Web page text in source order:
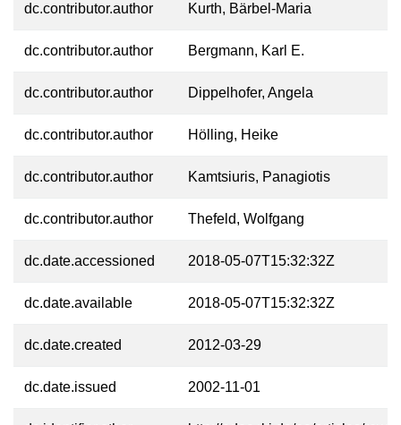
dc.contributor.author Kurth, Bärbel-Maria
dc.contributor.author Bergmann, Karl E.
dc.contributor.author Dippelhofer, Angela
dc.contributor.author Hölling, Heike
dc.contributor.author Kamtsiuris, Panagiotis
dc.contributor.author Thefeld, Wolfgang
dc.date.accessioned 2018-05-07T15:32:32Z
dc.date.available 2018-05-07T15:32:32Z
dc.date.created 2012-03-29
dc.date.issued 2002-11-01